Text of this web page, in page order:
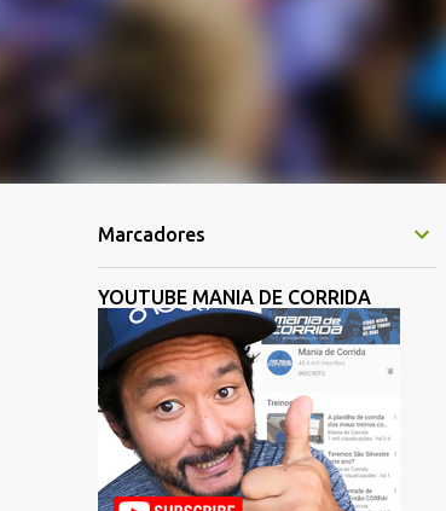
Marcadores
YOUTUBE MANIA DE CORRIDA